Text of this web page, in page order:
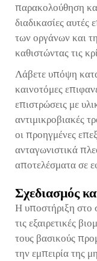
παρακολούθηση
διαδικασίες
των οργάνων και
καθιστώντας τις
Λάβετε υπόψη
καινοτόμες
επιστρώσεις με
αντιμικροβιακές
οι προηγμένες
ανταγωνιστικά
αποτελέσματα σε
Σχεδιασμός
Η υποστήριξη στο
τις εξαιρετικές
τους βασικούς
την εμπειρία της